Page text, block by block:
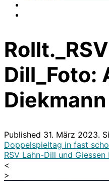
Dill_Foto:
Diekmann
Published 31. März 2023.
Doppelspieltag in fast
RSV Lahn-Dill und
<
>